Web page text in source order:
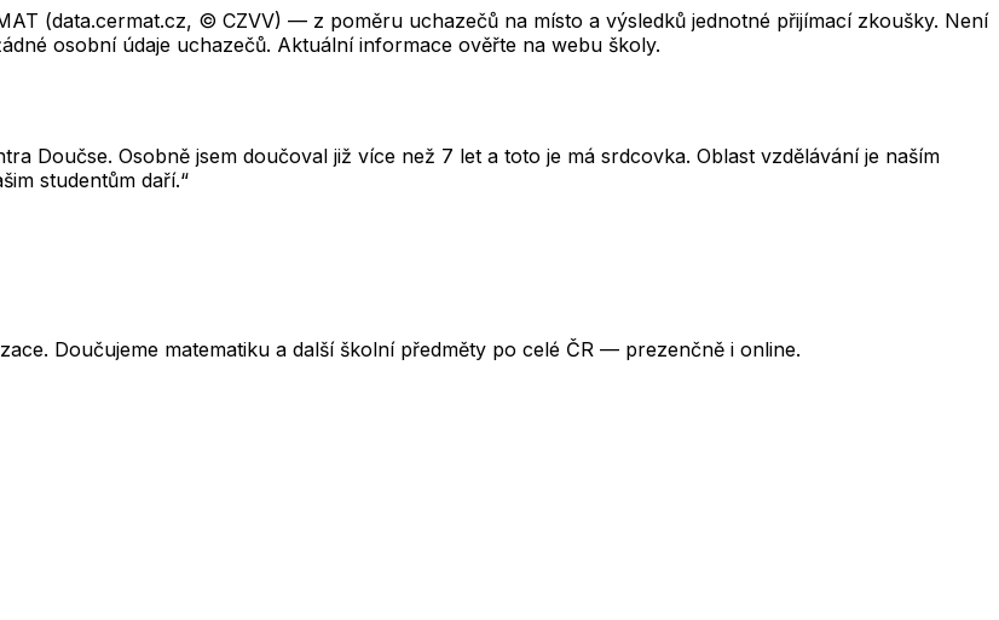
(data.cermat.cz, © CZVV) — z poměru uchazečů na místo a výsledků jednotné přijímací zkoušky. Není
osobní údaje uchazečů. Aktuální informace ověřte na webu školy.
Doučse. Osobně jsem doučoval již více než 7 let a toto je má srdcovka. Oblast vzdělávání je naším
studentům daří.“
Doučujeme matematiku a další školní předměty po celé ČR — prezenčně i online.